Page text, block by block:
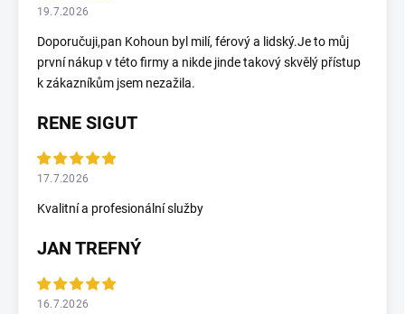
19.7.2026
Doporučuji,pan Kohoun byl milí, férový a lidský.Je to můj
první nákup v této firmy a nikde jinde takový skvělý přístup
k zákazníkům jsem nezažila.
RENE SIGUT
17.7.2026
Kvalitní a profesionální služby
JAN TREFNÝ
16.7.2026